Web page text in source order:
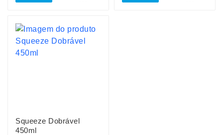
Squeeze Dobrável
450ml